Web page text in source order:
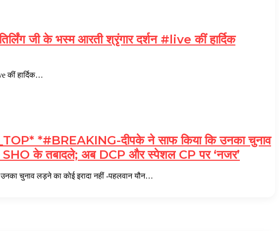
जी के भस्म आरती श्रृंगार दर्शन #live कीं हार्दिक
कीं हार्दिक…
*#BREAKING-दीपके ने साफ किया कि उनका चुनाव
SHO के तबादले; अब DCP और स्पेशल CP पर ‘नजर’
चुनाव लड़ने का कोई इरादा नहीं -पहलवान यौन…